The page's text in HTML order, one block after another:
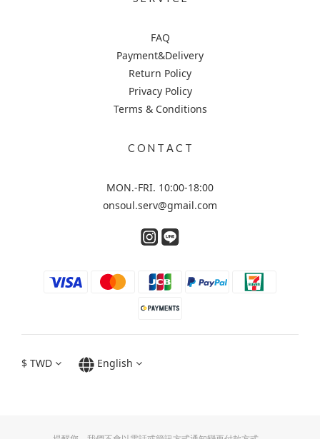
FAQ
Payment&Delivery
Return Policy
Privacy Policy
Terms & Conditions
C O N T A C T
MON.-FRI. 10:00-18:00
onsoul.serv@gmail.com
$ TWD English